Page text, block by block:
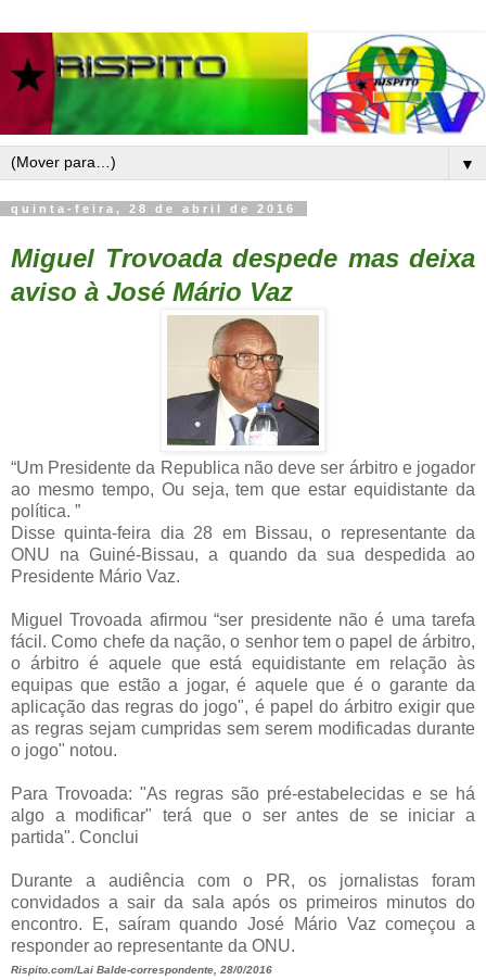
▼
quinta-feira, 28 de abril de 2016
Miguel Trovoada despede mas deixa
aviso à José Mário Vaz
“Um Presidente da Republica não deve ser árbitro e jogador
ao mesmo tempo, Ou seja, tem que estar equidistante da
política. ”
Disse quinta-feira dia 28 em Bissau, o representante da
ONU na Guiné-Bissau, a quando da sua despedida ao
Presidente Mário Vaz.
Miguel Trovoada afirmou “ser presidente não é uma tarefa
fácil. Como chefe da nação, o senhor tem o papel de árbitro,
o árbitro é aquele que está equidistante em relação às
equipas que estão a jogar, é aquele que é o garante da
aplicação das regras do jogo", é papel do árbitro exigir que
as regras sejam cumpridas sem serem modificadas durante
o jogo" notou.
Para Trovoada: "As regras são pré-estabelecidas e se há
algo a modificar" terá que o ser antes de se iniciar a
partida". Conclui
Durante a audiência com o PR, os jornalistas foram
convidados a sair da sala após os primeiros minutos do
encontro. E, saíram quando José Mário Vaz começou a
responder ao representante da ONU.
Rispito.com/Lai Balde-correspondente, 28/0/2016